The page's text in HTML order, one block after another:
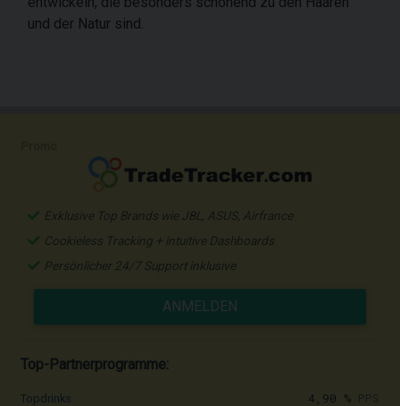
und der Natur sind.
Exklusive Top Brands wie JBL, ASUS, Airfrance
Cookieless Tracking + intuitive Dashboards
Persönlicher 24/7 Support inklusive
ANMELDEN
Top-Partnerprogramme:
Topdrinks 4,90 %